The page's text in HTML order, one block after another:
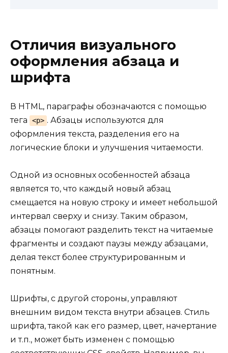
Отличия визуального
оформления абзаца и
шрифта
В HTML, параграфы обозначаются с помощью
тега
<p> . Абзацы используются для
оформления текста, разделения его на
логические блоки и улучшения читаемости.
Одной из основных особенностей абзаца
является то, что каждый новый абзац
смещается на новую строку и имеет небольшой
интервал сверху и снизу. Таким образом,
абзацы помогают разделить текст на читаемые
фрагменты и создают паузы между абзацами,
делая текст более структурированным и
понятным.
Шрифты, с другой стороны, управляют
внешним видом текста внутри абзацев. Стиль
шрифта, такой как его размер, цвет, начертание
и т.п., может быть изменен с помощью